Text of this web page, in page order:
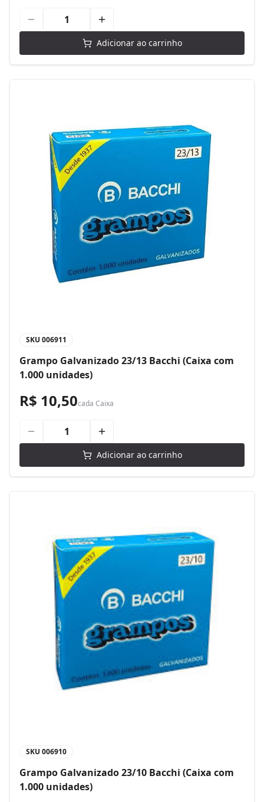
Adicionar ao carrinho
SKU 006911
Grampo Galvanizado 23/13 Bacchi (Caixa com
1.000 unidades)
R$ 10,50cada Caixa
Adicionar ao carrinho
SKU 006910
Grampo Galvanizado 23/10 Bacchi (Caixa com
1.000 unidades)